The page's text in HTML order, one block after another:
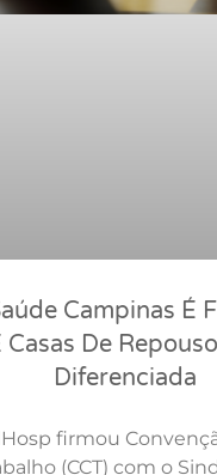
Campinas É
Casas De
Diferenciada
firmou
(CCT) com o